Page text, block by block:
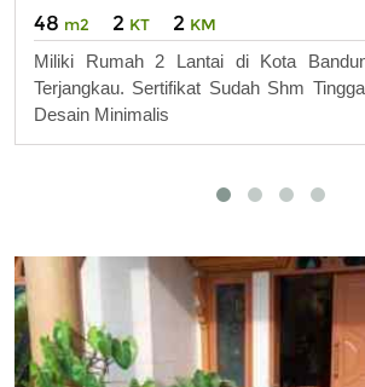
48 m2 2 KT 2 KM
Miliki Rumah 2 Lantai di Kota
Terjangkau. Sertifikat Sudah Shm
Desain Minimalis